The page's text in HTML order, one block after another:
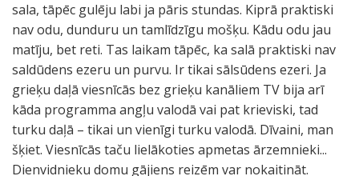
sala, tāpēc gulēju labi ja pāris stundas. Kiprā praktiski
nav odu, dunduru un tamlīdzīgu mošķu. Kādu odu jau
matīju, bet reti. Tas laikam tāpēc, ka salā praktiski nav
saldūdens ezeru un purvu. Ir tikai sālsūdens ezeri. Ja
grieķu daļā viesnīcās bez grieķu kanāliem TV bija arī
kāda programma angļu valodā vai pat krieviski, tad
turku daļā – tikai un vienīgi turku valodā. Dīvaini, man
šķiet. Viesnīcās taču lielākoties apmetas ārzemnieki...
Dienvidnieku domu gājiens reizēm var nokaitināt.